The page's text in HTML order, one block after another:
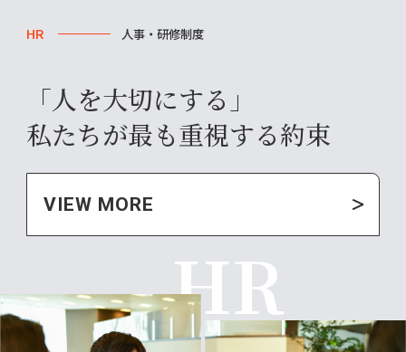
HR 人事・研修制度
「人を大切にする」
私たちが最も重視する約束
VIEW MORE